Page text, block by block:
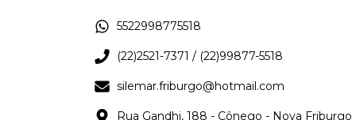
5522998775518
(22)2521-7371 / (22)99877-5518
silemar.friburgo@hotmail.com
Rua Gandhi, 188 - Cônego - Nova Friburgo